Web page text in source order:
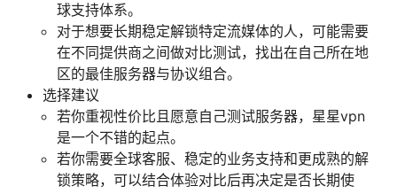
球支持体系。
对于想要长期稳定解锁特定流媒体的人，可能需要
在不同提供商之间做对比测试，找出在自己所在地
区的最佳服务器与协议组合。
选择建议
若你重视性价比且愿意自己测试服务器，星星vpn
是一个不错的起点。
若你需要全球客服、稳定的业务支持和更成熟的解
锁策略，可以结合体验对比后再决定是否长期使